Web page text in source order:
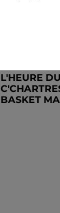
L'HEURE
BASKET